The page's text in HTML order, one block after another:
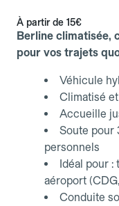
À partir de 15€
Berline climatisée,
pour vos trajets
Véhicule
Climatisé
Accueille
Soute pour
personnels
Idéal pour
aéroport
Conduite